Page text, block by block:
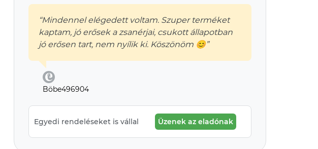
“Mindennel elégedett voltam. Szuper terméket
kaptam, jó erősek a zsanérjai, csukott állapotban
jó erősen tart, nem nyílik ki. Köszönöm 😊”
Böbe496904
Egyedi rendeléseket is vállal Üzenek az eladónak